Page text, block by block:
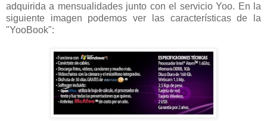
adquirida a mensualidades junto con el servicio Yoo. En la
siguiente imagen podemos ver las características de la
"YooBook":